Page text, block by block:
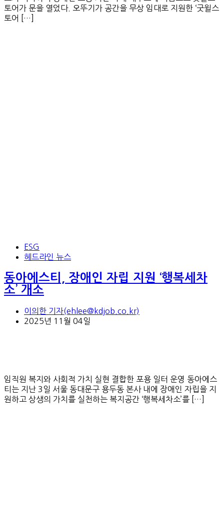
토어가 문을 열었다. 오뚜기가 공간을 무상 임대로 지원한 ‘굿윌스
토어 […]
ESG
헤드라인 뉴스
동아에스티, 장애인 자립 지원 ‘행복세차
소’ 개소
이의한 기자(ehlee@kdjob.co.kr)
2025년 11월 04일
임직원 복지와 사회적 가치 실현 결합한 포용 일터 운영 동아에스
티는 지난 3일 서울 동대문구 용두동 본사 내에 장애인 자립을 지
원하고 상생의 가치를 실천하는 복지공간 ‘행복세차소’를 […]